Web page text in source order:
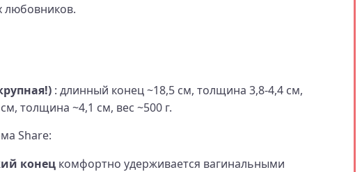
любовников.
: длинный конец ~18,5 см, толщина 3,8-4,4 см,
толщина ~4,1 см, вес ~500 г.
Share:
конецкомфортно удерживается вагинальными